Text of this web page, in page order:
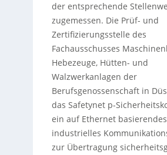
der entsprechende
zugemessen. Die Prüf- und
Zertifizierungsstelle des
Fachausschusses
Hebezeuge, Hütten- und
Walzwerkanlagen der
Berufsgenossenschaft in
das Safetynet p-
ein auf Ethernet basierendes
industrielles
zur Übertragung